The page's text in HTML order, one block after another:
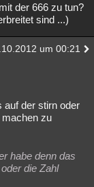
der 666 zu tun?
sind ...)
um 00:21
auf der stirn oder
zu
habe denn das
die Zahl